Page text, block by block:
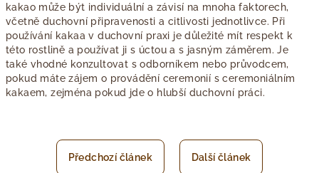
kakao může být individuální a závisí na mnoha faktorech,
včetně duchovní připravenosti a citlivosti jednotlivce. Při
používání kakaa v duchovní praxi je důležité mít respekt k
této rostlině a používat ji s úctou a s jasným záměrem. Je
také vhodné konzultovat s odborníkem nebo průvodcem,
pokud máte zájem o provádění ceremonií s ceremoniálním
kakaem, zejména pokud jde o hlubší duchovní práci.
Předchozí článek Další článek